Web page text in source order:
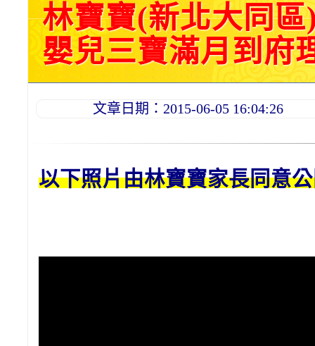
林寶寶(新北大同
嬰兒三寶滿月到府
文章日期：2015-06-05 16:04:26
以下照片由林寶寶家長同意